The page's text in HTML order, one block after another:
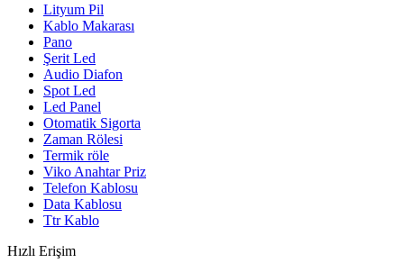
Lityum Pil
Kablo Makarası
Pano
Şerit Led
Audio Diafon
Spot Led
Led Panel
Otomatik Sigorta
Zaman Rölesi
Termik röle
Viko Anahtar Priz
Telefon Kablosu
Data Kablosu
Ttr Kablo
Hızlı Erişim